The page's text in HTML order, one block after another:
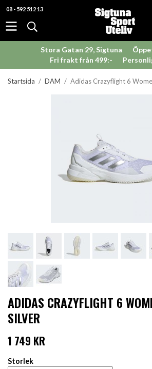
08 - 592 512 13
Stora Gatan 29, Sigtuna
Fri frakt från 499:-
Startsida / DAM / Adidas Crazyflight 6
ADIDAS CRAZYFLIGHT 6
SILVER
1 749 KR
Storlek